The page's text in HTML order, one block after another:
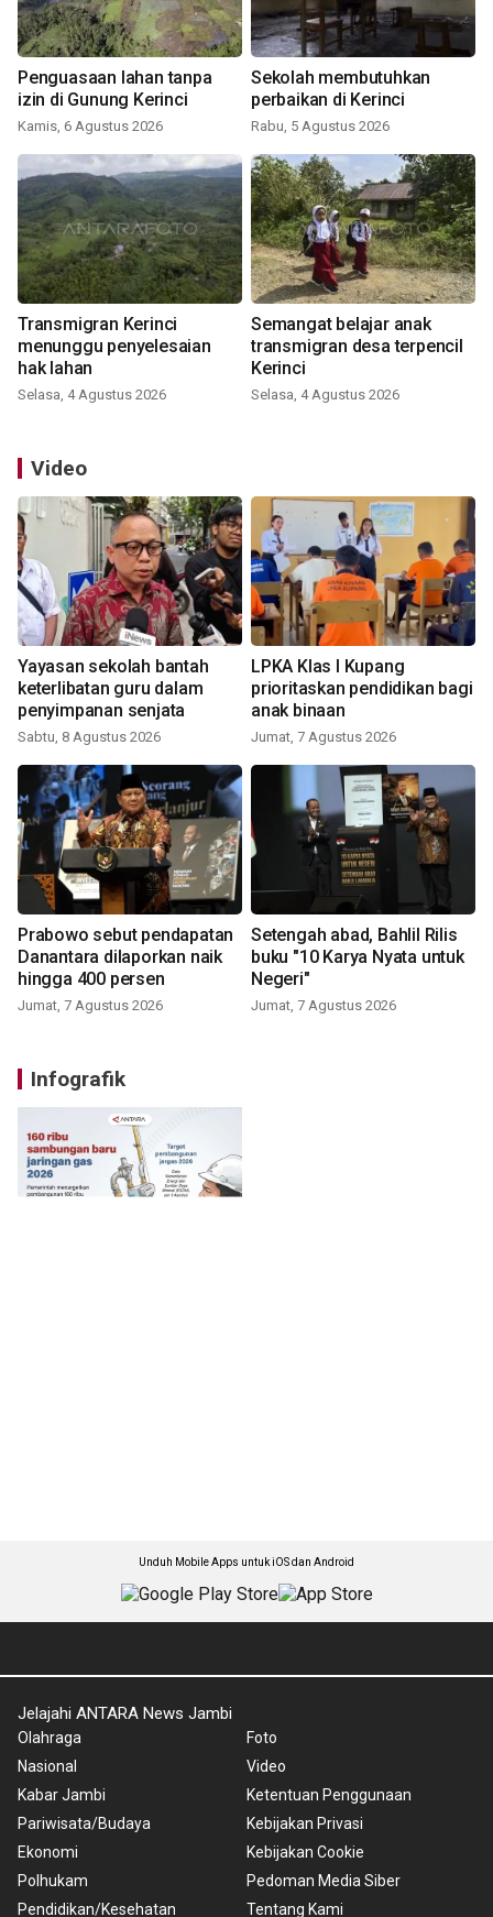
Penguasaan lahan tanpa
izin di Gunung Kerinci
Kamis, 6 Agustus 2026
Sekolah membutuhkan
perbaikan di Kerinci
Rabu, 5 Agustus 2026
Transmigran Kerinci
menunggu penyelesaian
hak lahan
Selasa, 4 Agustus 2026
Semangat belajar anak
transmigran desa terpencil
Kerinci
Selasa, 4 Agustus 2026
Video
Yayasan sekolah bantah
keterlibatan guru dalam
penyimpanan senjata
Sabtu, 8 Agustus 2026
LPKA Klas I Kupang
prioritaskan pendidikan bagi
anak binaan
Jumat, 7 Agustus 2026
Prabowo sebut pendapatan
Danantara dilaporkan naik
hingga 400 persen
Jumat, 7 Agustus 2026
Setengah abad, Bahlil Rilis
buku "10 Karya Nyata untuk
Negeri"
Jumat, 7 Agustus 2026
Infografik
Unduh Mobile Apps untuk iOS dan Android
Jelajahi ANTARA News Jambi
Olahraga
Nasional
Kabar Jambi
Pariwisata/Budaya
Ekonomi
Polhukam
Pendidikan/Kesehatan
Foto
Video
Ketentuan Penggunaan
Kebijakan Privasi
Kebijakan Cookie
Pedoman Media Siber
Tentang Kami